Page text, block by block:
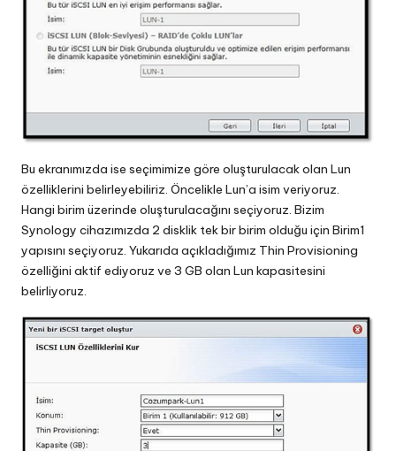
Bu ekranımızda ise seçimimize göre oluşturulacak olan Lun
özelliklerini belirleyebiliriz. Öncelikle Lun’a isim veriyoruz.
Hangi birim üzerinde oluşturulacağını seçiyoruz. Bizim
Synology cihazımızda 2 disklik tek bir birim olduğu için Birim1
yapısını seçiyoruz. Yukarıda açıkladığımız Thin Provisioning
özelliğini aktif ediyoruz ve 3 GB olan Lun kapasitesini
belirliyoruz.